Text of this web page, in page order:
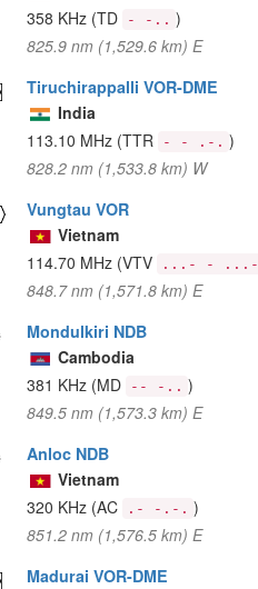
358 KHz (TD - -.. )
825.9 nm (1,529.6 km) E
Tiruchirappalli VOR-DME
India
113.10 MHz (TTR - - .-. )
828.2 nm (1,533.8 km) W
Vungtau VOR
Vietnam
114.70 MHz (VTV ...- - ...-
848.7 nm (1,571.8 km) E
Mondulkiri NDB
Cambodia
381 KHz (MD -- -.. )
849.5 nm (1,573.3 km) E
Anloc NDB
Vietnam
320 KHz (AC .- -.-. )
851.2 nm (1,576.5 km) E
Madurai VOR-DME